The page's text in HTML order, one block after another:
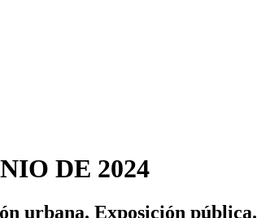
DE 2024
urbana. Exposición pública.